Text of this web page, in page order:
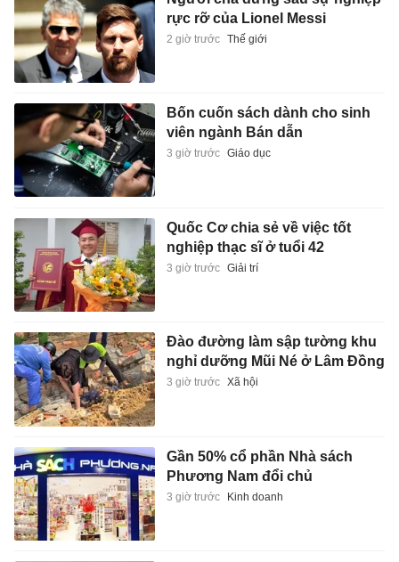
rực rỡ của Lionel Messi
2 giờ trước Thế giới
Bốn cuốn sách dành cho sinh
viên ngành Bán dẫn
3 giờ trước Giáo dục
Quốc Cơ chia sẻ về việc tốt
nghiệp thạc sĩ ở tuổi 42
3 giờ trước Giải trí
Đào đường làm sập tường khu
nghỉ dưỡng Mũi Né ở Lâm Đồng
3 giờ trước Xã hội
Gần 50% cổ phần Nhà sách
Phương Nam đổi chủ
3 giờ trước Kinh doanh